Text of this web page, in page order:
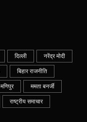
दिल्ली नरेंद्र मोदी
बिहार राजनीति
मणिपुर ममता बनर्जी
राष्ट्रीय समाचार